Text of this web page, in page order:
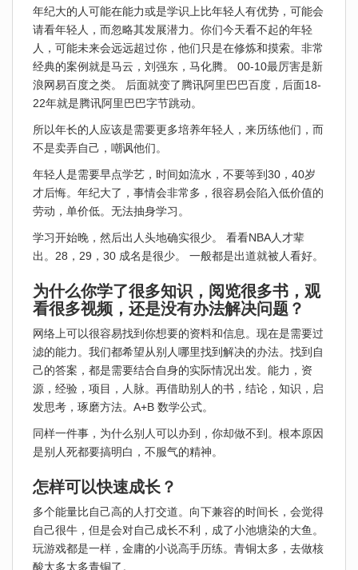
年纪大的人可能在能力或是学识上比年轻人有优势，可能会
请看年轻人，而忽略其发展潜力。你们今天看不起的年轻
人，可能未来会远远超过你，他们只是在修炼和摸索。非常
经典的案例就是马云，刘强东，马化腾。 00-10最厉害是新
浪网易百度之类。 后面就变了腾讯阿里巴巴百度，后面18-
22年就是腾讯阿里巴巴字节跳动。
所以年长的人应该是需要更多培养年轻人，来历练他们，而
不是卖弄自己，嘲讽他们。
年轻人是需要早点学艺，时间如流水，不要等到30，40岁
才后悔。年纪大了，事情会非常多，很容易会陷入低价值的
劳动，单价低。无法抽身学习。
学习开始晚，然后出人头地确实很少。 看看NBA人才辈
出。28，29，30 成名是很少。 一般都是出道就被人看好。
为什么你学了很多知识，阅览很多书，观
看很多视频，还是没有办法解决问题？
网络上可以很容易找到你想要的资料和信息。现在是需要过
滤的能力。我们都希望从别人哪里找到解决的办法。找到自
己的答案，都是需要结合自身的实际情况出发。能力，资
源，经验，项目，人脉。再借助别人的书，结论，知识，启
发思考，琢磨方法。A+B 数学公式。
同样一件事，为什么别人可以办到，你却做不到。根本原因
是别人死都要搞明白，不服气的精神。
怎样可以快速成长？
多个能量比自己高的人打交道。向下兼容的时间长，会觉得
自己很牛，但是会对自己成长不利，成了小池塘染的大鱼。
玩游戏都是一样，金庸的小说高手历练。青铜太多，去做核
酸太多太多青铜了。